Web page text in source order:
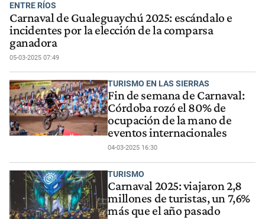
ENTRE RÍOS
Carnaval de Gualeguaychú 2025: escándalo e
incidentes por la elección de la comparsa
ganadora
05-03-2025 07:49
TURISMO EN LAS SIERRAS
Fin de semana de Carnaval:
Córdoba rozó el 80% de
ocupación de la mano de
eventos internacionales
04-03-2025 16:30
TURISMO
Carnaval 2025: viajaron 2,8
millones de turistas, un 7,6%
más que el año pasado